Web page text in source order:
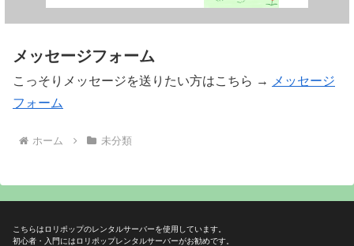
メッセージフォーム
こっそりメッセージを送りたい方はこちら →
メッセージ
フォーム
ホーム 未分類
こちらはロリポップのレンタルサーバーを使用しています。
初心者・入門にはロリポップレンタルサーバーがお勧めです。